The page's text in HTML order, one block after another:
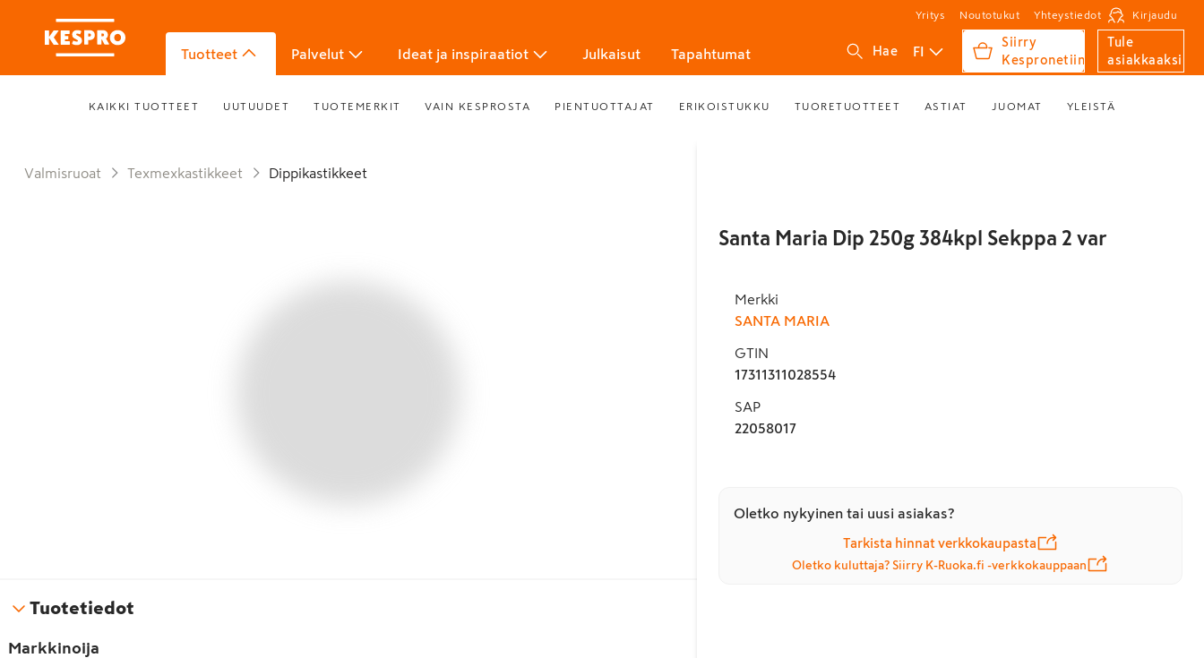
Yritys Noutotukut Yhteystiedot Kirjaudu
Tuotteet Palvelut Ideat ja inspiraatiot Julkaisut Tapahtumat Hae FI
Siirry
Kespronetiin
Tule
asiakkaaksi
KAIKKI TUOTTEET UUTUUDET TUOTEMERKIT VAIN KESPROSTA PIENTUOTTAJAT ERIKOISTUKKU TUORETUOTTEET ASTIAT JUOMAT YLEISTÄ
Valmisruoat Texmexkastikkeet Dippikastikkeet
Tuotetiedot
Markkinoija
Santa Maria Dip 250g 384kpl Sekppa 2 var
Merkki
SANTA MARIA
GTIN
17311311028554
SAP
22058017
Oletko nykyinen tai uusi asiakas?
Tarkista hinnat verkkokaupasta
Oletko kuluttaja? Siirry K-Ruoka.fi -verkkokauppaan